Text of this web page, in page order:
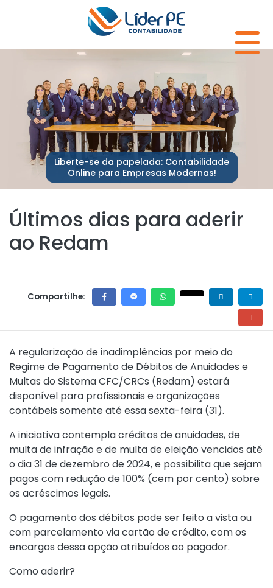
Liberte-se da papelada: Contabilidade
Online para Empresas Modernas!
Últimos dias para aderir
ao Redam
Compartilhe:
A regularização de inadimplências por meio do
Regime de Pagamento de Débitos de Anuidades e
Multas do Sistema CFC/CRCs (Redam) estará
disponível para profissionais e organizações
contábeis somente até essa sexta-feira (31).
A iniciativa contempla créditos de anuidades, de
multa de infração e de multa de eleição vencidos até
o dia 31 de dezembro de 2024, e possibilita que sejam
pagos com redução de 100% (cem por cento) sobre
os acréscimos legais.
O pagamento dos débitos pode ser feito a vista ou
com parcelamento via cartão de crédito, com os
encargos dessa opção atribuídos ao pagador.
Como aderir?